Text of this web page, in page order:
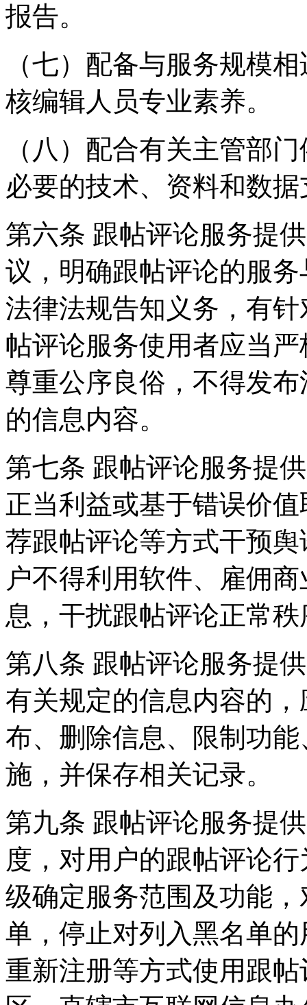
报告。
（七）配备与服务规模
核编辑人员专业素养。
（八）配合有关主管部
必要的技术、资料和数
第六条 跟帖评论服务提
议，明确跟帖评论的服
法律法规告知义务，有
帖评论服务使用者应当
尊重公序良俗，不得发
的信息内容。
第七条 跟帖评论服务提
正当利益或基于错误价
荐跟帖评论等方式干预
户不得利用软件、雇佣
息，干扰跟帖评论正常
第八条 跟帖评论服务提
有关规定的信息内容的
布、删除信息、限制功
施，并保存相关记录。
第九条 跟帖评论服务提
度，对用户的跟帖评论
级确定服务范围及功能
单，停止对列入黑名单
重新注册等方式使用跟